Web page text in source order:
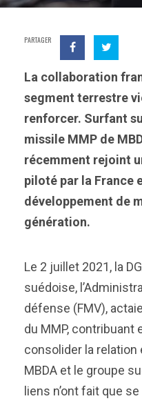
PARTAGER
La collaboration
segment terrestre
renforcer. Surfant
missile MMP de
récemment rejoint
piloté par la France
développement de
génération.
Le 2 juillet 2021, la
suédoise,
défense (FMV),
du MMP, contribuant
consolider la relation
MBDA et le groupe
liens n’ont fait que